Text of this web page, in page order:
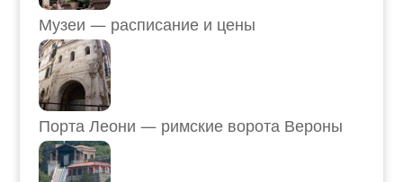
Музеи — расписание и цены
Порта Леони — римские ворота Вероны